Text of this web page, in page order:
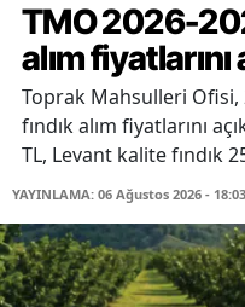
TMO 2026-
alım fiyatlarını
Toprak Mahsulleri
fındık alım fiyatlarını
TL, Levant kalite fındık
YAYINLAMA: 06 Ağustos 2026 - 18:03